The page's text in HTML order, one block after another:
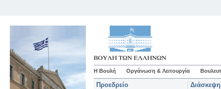
Η Βουλή Οργάνωση & Λειτουργία
Προεδρείο